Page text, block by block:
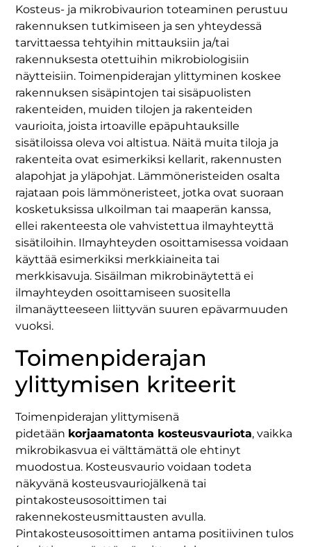
Kosteus- ja mikrobivaurion toteaminen perustuu
rakennuksen tutkimiseen ja sen yhteydessä
tarvittaessa tehtyihin mittauksiin ja/tai
rakennuksesta otettuihin mikrobiologisiin
näytteisiin. Toimenpiderajan ylittyminen koskee
rakennuksen sisäpintojen tai sisäpuolisten
rakenteiden, muiden tilojen ja rakenteiden
vaurioita, joista irtoaville epäpuhtauksille
sisätiloissa oleva voi altistua. Näitä muita tiloja ja
rakenteita ovat esimerkiksi kellarit, rakennusten
alapohjat ja yläpohjat. Lämmöneristeiden osalta
rajataan pois lämmöneristeet, jotka ovat suoraan
kosketuksissa ulkoilman tai maaperän kanssa,
ellei rakenteesta ole vahvistettua ilmayhteyttä
sisätiloihin. Ilmayhteyden osoittamisessa voidaan
käyttää esimerkiksi merkkiaineita tai
merkkisavuja. Sisäilman mikrobinäytettä ei
ilmayhteyden osoittamiseen suositella
ilmanäytteeseen liittyvän suuren epävarmuuden
vuoksi.
Toimenpiderajan
ylittymisen kriteerit
Toimenpiderajan ylittymisenä
pidetään korjaamatonta kosteusvauriota, vaikka
mikrobikasvua ei välttämättä ole ehtinyt
muodostua. Kosteusvaurio voidaan todeta
näkyvänä kosteusvauriojälkenä tai
pintakosteusosoittimen tai
rakennekosteusmittausten avulla.
Pintakosteusosoittimen antama positiivinen tulos